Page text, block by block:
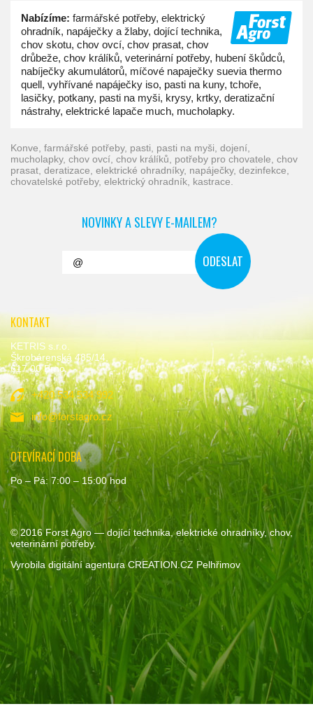
Nabízíme: farmářské potřeby, elektrický
ohradník, napáječky a žlaby, dojící technika,
chov skotu, chov ovcí, chov prasat, chov
drůbeže, chov králíků, veterinární potřeby, hubení škůdců,
nabíječky akumulátorů, míčové napaječky suevia thermo
quell, vyhřívané napáječky iso, pasti na kuny, tchoře,
lasičky, potkany, pasti na myši, krysy, krtky, deratizační
nástrahy, elektrické lapače much, mucholapky.
konve, farmářské potřeby, pasti, pasti na myši, dojení,
mucholapky, chov ovcí, chov králíků, potřeby pro chovatele, chov
prasat, deratizace, elektrické ohradníky, napáječky, dezinfekce,
chovatelské potřeby, elektrický ohradník, kastrace.
NOVINKY A SLEVY E-MAILEM?
KONTAKT
KETRIS s.r.o.
Škrobárenská 485/14,
617 00 Brno
+420 534 534 992
info@forstagro.cz
OTEVÍRACÍ DOBA
Po – Pá: 7:00 – 15:00 hod
© 2016Forst Agro— dojící technika, elektrické ohradníky, chov,
veterinární potřeby.
Vyrobila digitální agentura CREATION.CZ Pelhřimov